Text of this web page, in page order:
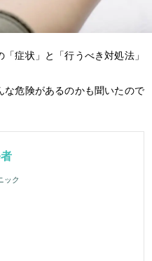
症状」と「行うべき対処法」
な危険があるのかも聞いたので
ック